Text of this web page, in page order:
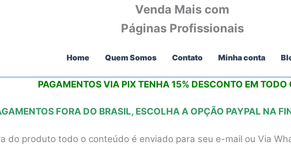
Venda Mais com
Páginas Profissionais
Home Quem Somos Contato Minha conta
PAGAMENTOS VIA PIXTENHA 15% DESCONTO EM TODO
FORA DO BRASIL, ESCOLHA A OPÇÃO PAYPAL NA
do produto todo o conteúdo é enviado para seu e-mail ou Via